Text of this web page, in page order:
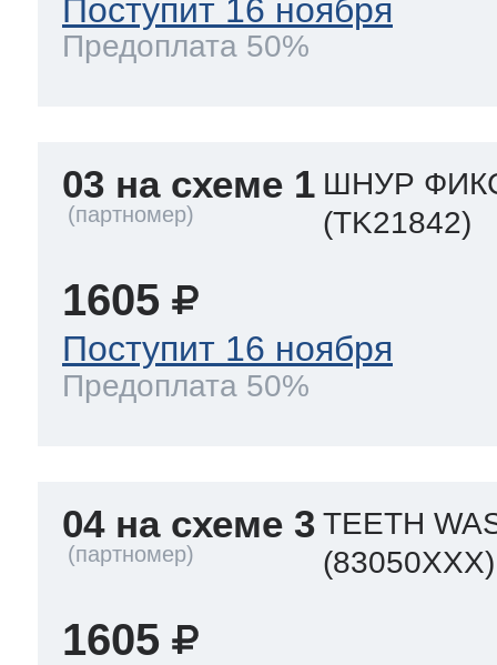
Поступит 16 ноября
Предоплата 50%
03 на схеме 1 ШНУР
(TK21842)
1605
Поступит 16 ноября
Предоплата 50%
04 на схеме 3 TEETH
(83050XXX)
1605